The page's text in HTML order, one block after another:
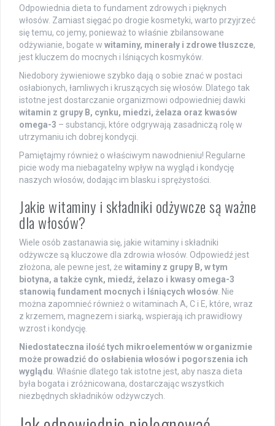
Odpowiednia dieta to fundament zdrowych i pięknych
włosów. Zamiast sięgać po drogie kosmetyki, warto przyjrzeć
się temu, co jemy, ponieważ to właśnie zbilansowane
odżywianie, bogate w witaminy, minerały i zdrowe tłuszcze,
jest kluczem do mocnych i lśniących kosmyków.
Niedobory żywieniowe szybko dają o sobie znać w postaci
osłabionych, łamliwych i kruszących się włosów. Dlatego tak
istotne jest dostarczanie organizmowi odpowiedniej dawki
witamin z grupy B, cynku, miedzi, żelaza oraz kwasów
omega-3 – substancji, które odgrywają zasadniczą rolę w
utrzymaniu ich dobrej kondycji.
Pamiętajmy również o właściwym nawodnieniu! Regularne
picie wody ma niebagatelny wpływ na wygląd i kondycję
naszych włosów, dodając im blasku i sprężystości.
Jakie witaminy i składniki odżywcze są ważne
dla włosów?
Wiele osób zastanawia się, jakie witaminy i składniki
odżywcze są kluczowe dla zdrowia włosów. Odpowiedź jest
złożona, ale pewne jest, że witaminy z grupy B, w tym
biotyna, a także cynk, miedź, żelazo i kwasy omega-3
stanowią fundament mocnych i lśniących włosów . Nie
można zapomnieć również o witaminach A, C i E, które, wraz
z krzemem, magnezem i siarką, wspierają ich prawidłowy
wzrost i kondycję.
Niedostateczna ilość tych mikroelementów w organizmie
może prowadzić do osłabienia włosów i pogorszenia ich
wyglądu . Właśnie dlatego tak istotne jest, aby nasza dieta
była bogata i zróżnicowana, dostarczając wszystkich
niezbędnych składników odżywczych.